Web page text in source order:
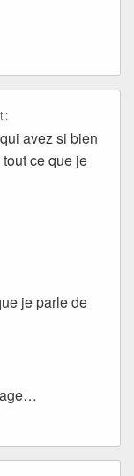
:
avez si bien
ce que je
je parle de